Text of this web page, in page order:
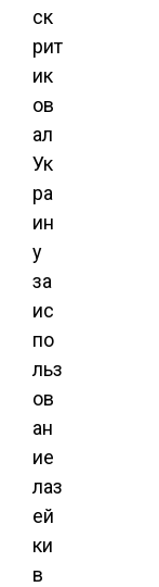
ск
рит
ик
ов
ал
Ук
ра
ин
у
за
ис
по
льз
ов
ан
ие
лаз
ей
ки
в